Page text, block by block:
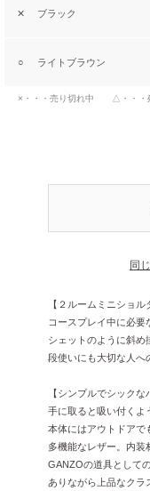
✕ ブラック
○ ライトブラウン
×・・・売り切れ中 △・・・
同
【２ルームミニショル
コースプレイ中に必
シェットのように斜め
段使いにも大切な人へ
【シンプルでシックな
手に取ると吸い付くよ
本体にはアウトドアで
多機能なレザー。内装
GANZOの道具として
ありながら上品なクラ